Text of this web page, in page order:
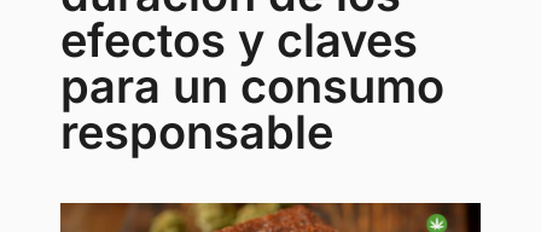
efectos y claves
para un consumo
responsable